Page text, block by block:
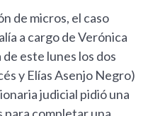
de micros, el caso
a cargo de Verónica
este lunes los dos
y Elías Asenjo Negro)
judicial pidió una